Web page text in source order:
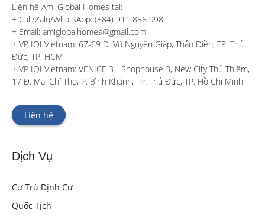
Liên hệ Ami Global Homes tại:
+ Call/Zalo/WhatsApp: (+84) 911 856 998
+ Email: amiglobalhomes@gmail.com
+ VP IQI Vietnam: 67-69 Đ. Võ Nguyên Giáp, Thảo Điền, TP. Thủ
Đức, TP. HCM
+ VP IQI Vietnam: VENICE 3 - Shophouse 3, New City Thủ Thiêm,
17 Đ. Mai Chí Thọ, P. Bình Khánh, TP. Thủ Đức, TP. Hồ Chí Minh
Liên hệ
Dịch Vụ
Cư Trú Định Cư
Quốc Tịch